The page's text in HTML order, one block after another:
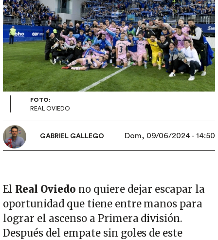
FOTO:
REAL OVIEDO
GABRIEL GALLEGO Dom, 09/06/2024 - 14:50
El Real Oviedo no quiere dejar escapar la
oportunidad que tiene entre manos para
lograr el ascenso a Primera división.
Después del empate sin goles de este